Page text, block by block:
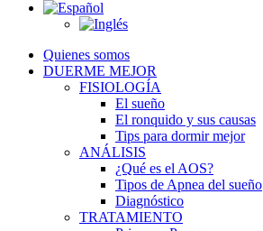
Quienes somos
DUERME MEJOR
FISIOLOGÍA
El sueño
El ronquido y sus causas
Tips para dormir mejor
ANÁLISIS
¿Qué es el AOS?
Tipos de Apnea del sueño
Diagnóstico
TRATAMIENTO